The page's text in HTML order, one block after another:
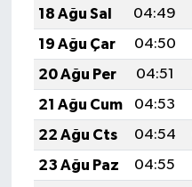
18 Ağu Sal
04:49
19 Ağu Çar
04:50
20 Ağu Per
04:51
21 Ağu Cum
04:53
22 Ağu Cts
04:54
23 Ağu Paz
04:55